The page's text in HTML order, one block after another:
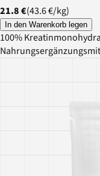
21.8 €(43.6 €/kg)
In den Warenkorb legen
100%